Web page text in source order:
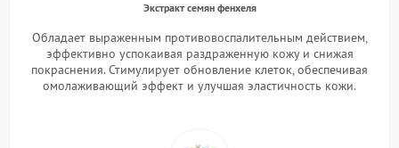
Экстракт семян фенхеля
Обладает выраженным противовоспалительным действием,
эффективно успокаивая раздраженную кожу и снижая
покраснения. Стимулирует обновление клеток, обеспечивая
омолаживающий эффект и улучшая эластичность кожи.